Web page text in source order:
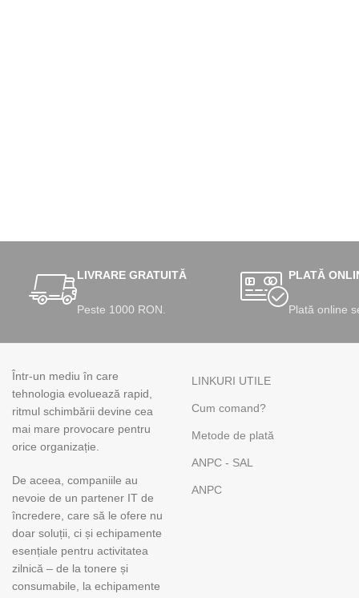
LIVRARE GRATUITĂ
Peste 1000 RON.
PLATĂ
Plată online
Într-un mediu în care
tehnologia evoluează rapid,
ritmul schimbării devine cea
mai mare provocare pentru
orice organizație.
De aceea, companiile au
nevoie de un partener IT de
încredere, care să le ofere nu
doar soluții, ci și echipamente
esențiale pentru activitatea
zilnică – de la tonere și
consumabile, la echipamente
LINKURI UTILE
Cum comand?
Metode de plată
ANPC - SAL
ANPC